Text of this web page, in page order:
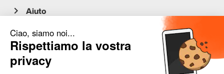
Aiuto
Servizio clienti
occasion.migros.mobile@recommerce.com